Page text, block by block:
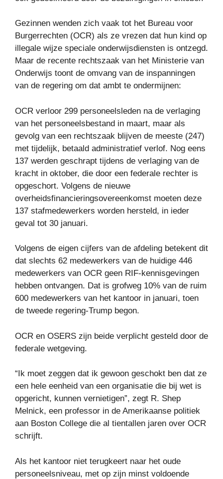
Gezinnen wenden zich vaak tot het Bureau voor
Burgerrechten (OCR) als ze vrezen dat hun kind op
illegale wijze speciale onderwijsdiensten is ontzegd.
Maar de recente rechtszaak van het Ministerie van
Onderwijs toont de omvang van de inspanningen
van de regering om dat ambt te ondermijnen:
OCR verloor 299 personeelsleden na de verlaging
van het personeelsbestand in maart, maar als
gevolg van een rechtszaak blijven de meeste (247)
met tijdelijk, betaald administratief verlof. Nog eens
137 werden geschrapt tijdens de verlaging van de
kracht in oktober, die door een federale rechter is
opgeschort. Volgens de nieuwe
overheidsfinancieringsovereenkomst moeten deze
137 stafmedewerkers worden hersteld, in ieder
geval tot 30 januari.
Volgens de eigen cijfers van de afdeling betekent dit
dat slechts 62 medewerkers van de huidige 446
medewerkers van OCR geen RIF-kennisgevingen
hebben ontvangen. Dat is grofweg 10% van de ruim
600 medewerkers van het kantoor in januari, toen
de tweede regering-Trump begon.
OCR en OSERS zijn beide verplicht gesteld door de
federale wetgeving.
“Ik moet zeggen dat ik gewoon geschokt ben dat ze
een hele eenheid van een organisatie die bij wet is
opgericht, kunnen vernietigen”, zegt R. Shep
Melnick, een professor in de Amerikaanse politiek
aan Boston College die al tientallen jaren over OCR
schrijft.
Als het kantoor niet terugkeert naar het oude
personeelsniveau, met op zijn minst voldoende